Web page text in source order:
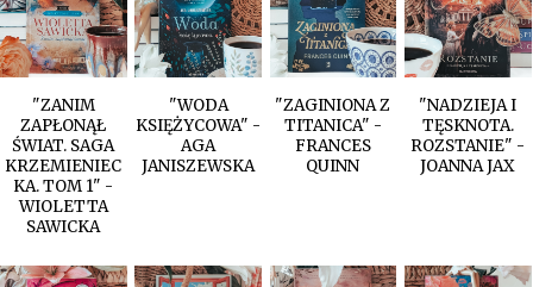
"ZANIM
ZAPŁONĄŁ
ŚWIAT. SAGA
KRZEMIENIEC
KA. TOM 1" -
WIOLETTA
SAWICKA
"WODA
KSIĘŻYCOWA" -
AGA
JANISZEWSKA
"ZAGINIONA Z
TITANICA" -
FRANCES
QUINN
"NADZIEJA I
TĘSKNOTA.
ROZSTANIE" -
JOANNA JAX